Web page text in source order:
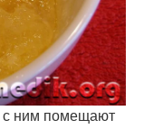
с ним помещают